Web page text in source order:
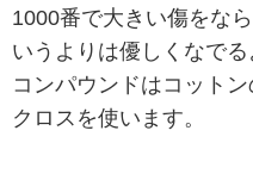
1000番で大きい傷をな
いうよりは優しくなでる
コンパウンドはコット
クロスを使います。